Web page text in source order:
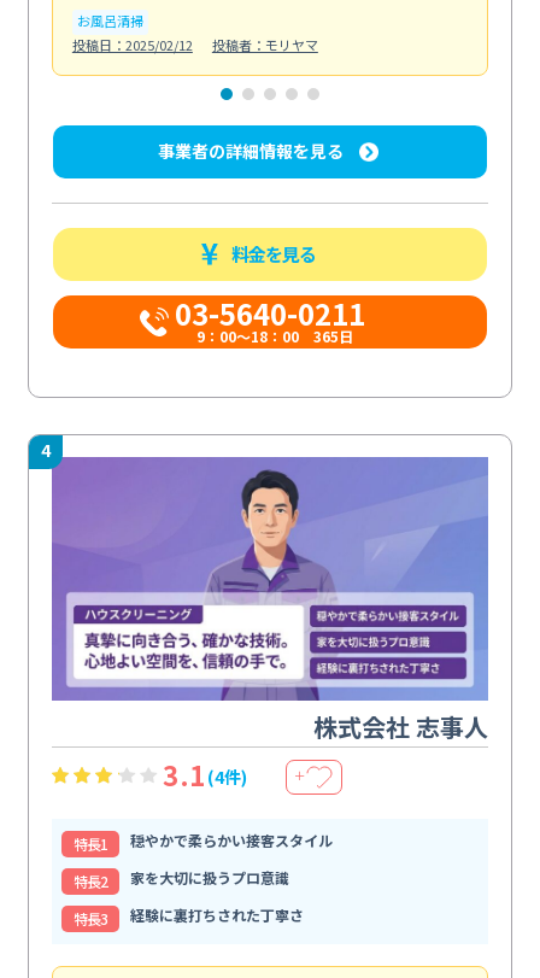
お風呂清掃
投稿日：2025/02/12
投稿者：モリヤマ
事業者の詳細情報を見る
料金を見る
03-5640-0211
9：00～18：00 365日
4
株式会社 志事人
3.1 (4件) ＋
特⻑1
穏やかで柔らかい接客スタイル
特⻑2
家を大切に扱うプロ意識
特⻑3
経験に裏打ちされた丁寧さ